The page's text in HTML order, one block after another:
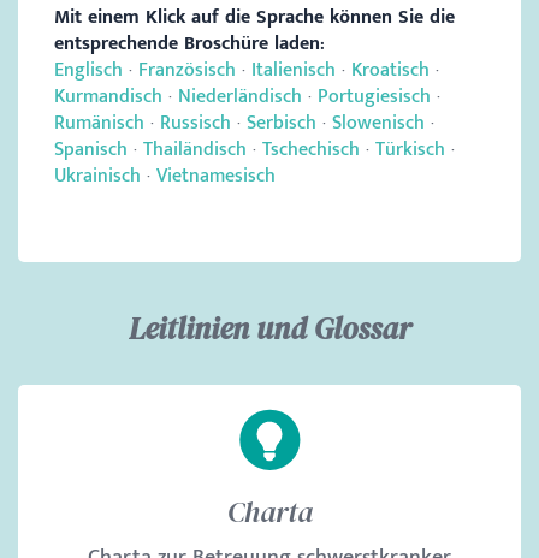
Mit einem Klick auf die Sprache können Sie die
entsprechende Broschüre laden:
Englisch · Französisch · Italienisch · Kroatisch ·
Kurmandisch · Niederländisch · Portugiesisch ·
Rumänisch · Russisch ·Serbisch ·Slowenisch ·
Spanisch ·Thailändisch ·Tschechisch ·Türkisch ·
Ukrainisch ·Vietnamesisch
Leitlinien und Glossar
Charta